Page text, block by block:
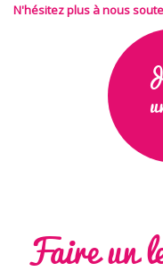
N'hésitez plus à nous
Faire un